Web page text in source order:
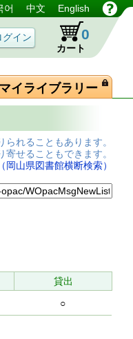
어 中文 English
カート
0
マイライブラリー
れることもあります。
せることもできます。
岡山県図書館横断検索）
貸出
○